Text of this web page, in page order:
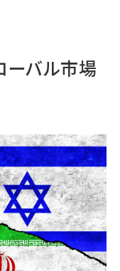
ーバル市場